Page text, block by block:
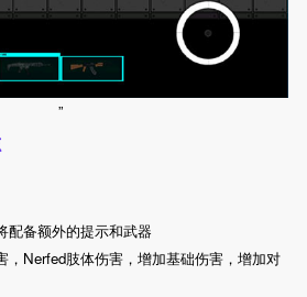
”
配备额外的提示和武器
，Nerfed肢体伤害，增加基础伤害，增加对